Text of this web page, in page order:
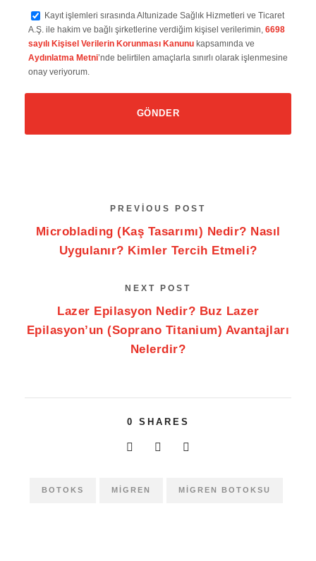
Kayıt işlemleri sırasında Altunizade Sağlık Hizmetleri ve Ticaret
A.Ş. ile hakim ve bağlı şirketlerine verdiğim kişisel verilerimin, 6698
sayılı Kişisel Verilerin Korunması Kanunu kapsamında ve
Aydınlatma Metni’nde belirtilen amaçlarla sınırlı olarak işlenmesine
onay veriyorum.
PREVIOUS POST
Microblading (Kaş Tasarımı) Nedir? Nasıl
Uygulanır? Kimler Tercih Etmeli?
NEXT POST
Lazer Epilasyon Nedir? Buz Lazer
Epilasyon’un (Soprano Titanium) Avantajları
Nelerdir?
0 SHARES
BOTOKS MIGREN MIGREN BOTOKSU